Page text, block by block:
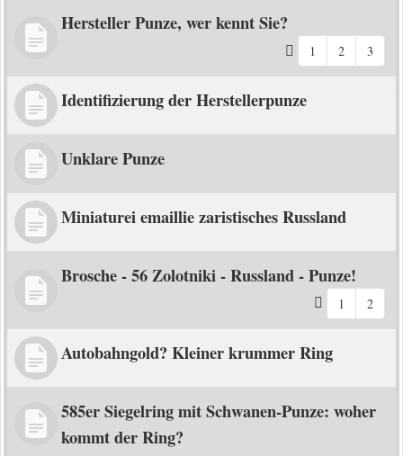
Hersteller Punze, wer kennt Sie?
1 2 3
Identifizierung der Herstellerpunze
Unklare Punze
Miniaturei emaillie zaristisches Russland
Brosche - 56 Zolotniki - Russland - Punze!
1 2
Autobahngold? Kleiner krummer Ring
585er Siegelring mit Schwanen-Punze: woher
kommt der Ring?